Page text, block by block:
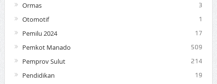
Ormas 3
Otomotif 1
Pemilu 2024 17
Pemkot Manado 509
Pemprov Sulut 214
Pendidikan 19